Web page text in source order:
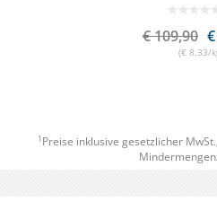
€ 109,90
(€ 8,33/
1 Preise inklusive gesetzlicher